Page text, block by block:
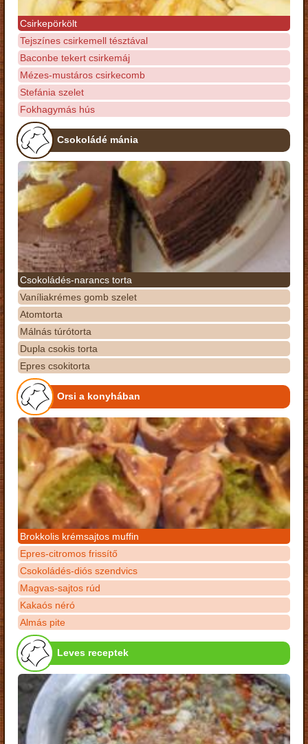
Csirkepörkölt
Tejszínes csirkemell tésztával
Baconbe tekert csirkemáj
Mézes-mustáros csirkecomb
Stefánia szelet
Fokhagymás hús
Csokoládé mánia
Csokoládés-narancs torta
Vaníliakrémes gomb szelet
Atomtorta
Málnás túrótorta
Dupla csokis torta
Epres csokitorta
Orsi a konyhában
Brokkolis krémsajtos muffin
Epres-citromos frissítő
Csokoládés-diós szendvics
Magvas-sajtos rúd
Kakaós néró
Almás pite
Leves receptek